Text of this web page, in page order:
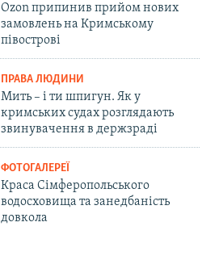
Ozon припинив прийом нових
замовлень на Кримському
півострові
ПРАВА ЛЮДИНИ
Мить – і ти шпигун. Як у
кримських судах розглядають
звинувачення в держзраді
ФОТОГАЛЕРЕЇ
Краса Сімферопольського
водосховища та занедбаність
довкола